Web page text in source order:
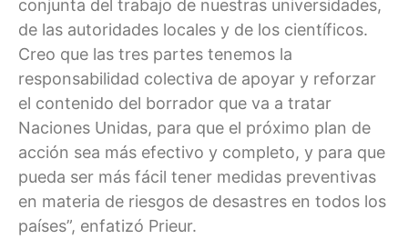
conjunta del trabajo de nuestras universidades,
de las autoridades locales y de los científicos.
Creo que las tres partes tenemos la
responsabilidad colectiva de apoyar y reforzar
el contenido del borrador que va a tratar
Naciones Unidas, para que el próximo plan de
acción sea más efectivo y completo, y para que
pueda ser más fácil tener medidas preventivas
en materia de riesgos de desastres en todos los
países”, enfatizó Prieur.